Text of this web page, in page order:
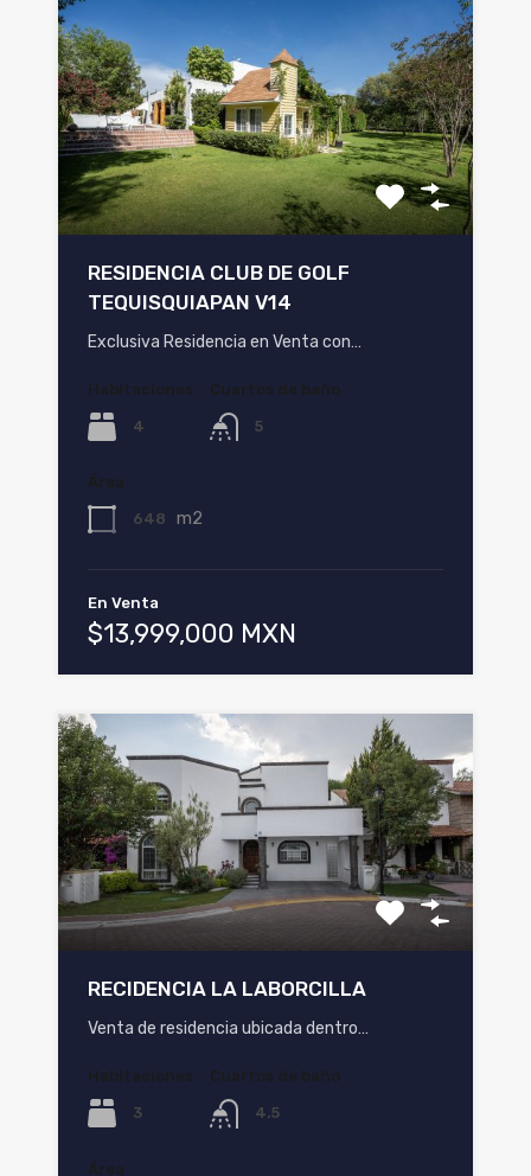
RESIDENCIA CLUB DE GOLF
TEQUISQUIAPAN V14
Exclusiva Residencia en Venta con…
Habitaciones
4
Cuartos de baño
5
Área
648 m2
En Venta
$13,999,000 MXN
RECIDENCIA LA LABORCILLA
Venta de residencia ubicada dentro…
Habitaciones
3
Cuartos de baño
4.5
Área